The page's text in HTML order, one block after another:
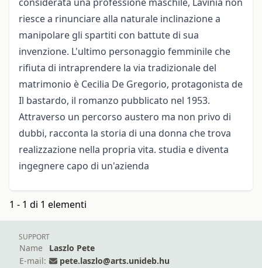
riesce a rinunciare alla naturale inclinazione a
manipolare gli spartiti con battute di sua
invenzione. L'ultimo personaggio femminile che
rifiuta di intraprendere la via tradizionale del
matrimonio è Cecilia De Gregorio, protagonista de
Il bastardo, il romanzo pubblicato nel 1953.
Attraverso un percorso austero ma non privo di
dubbi, racconta la storia di una donna che trova
realizzazione nella propria vita. studia e diventa
ingegnere capo di un'azienda
1 - 1 di 1 elementi
SUPPORT
Name
Laszlo Pete
E-mail:
pete.laszlo@arts.unideb.hu